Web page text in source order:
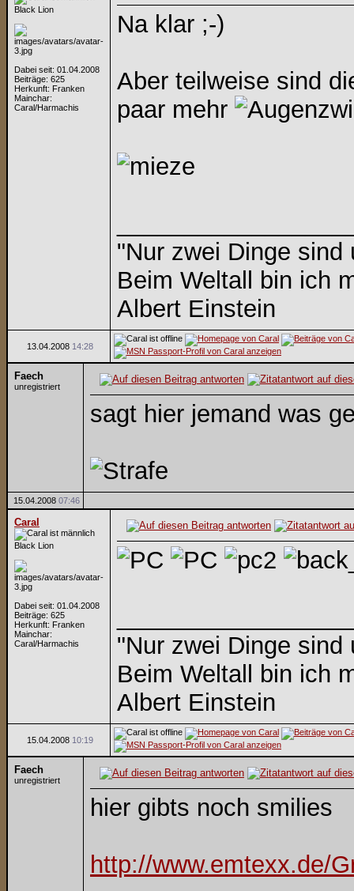
Black Lion
Dabei seit: 01.04.2008
Beiträge: 625
Herkunft: Franken
Mainchar:
Caral/Harmachis
Na klar ;-)
Aber teilweise sind
paar mehr
"Nur zwei Dinge
Beim Weltall bin ich
Albert Einstein
13.04.2008 14:28
Faech
unregistriert
sagt hier jemand was
15.04.2008 07:46
Caral
Black Lion
Dabei seit: 01.04.2008
Beiträge: 625
Herkunft: Franken
Mainchar:
Caral/Harmachis
"Nur zwei Dinge
Beim Weltall bin ich
Albert Einstein
15.04.2008 10:19
Faech
unregistriert
hier gibts noch smilies
http://www.emtexx.de/